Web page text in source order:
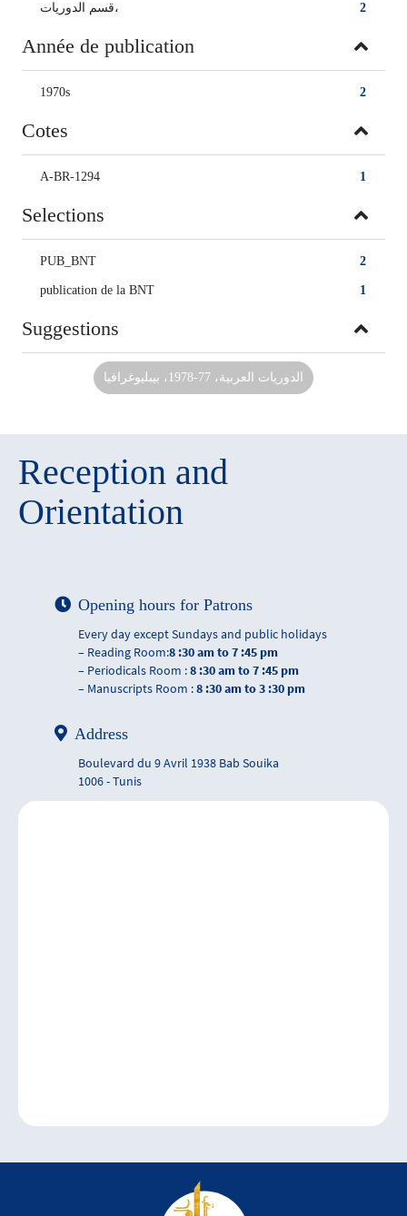
2 قسم الدوريات،
Année de publication
2
1970s
Cotes
1
A-BR-1294
Selections
2
PUB_BNT
1
publication de la BNT
Suggestions
الدوريات العربية، 77-1978، بيبليوغرافيا
Reception and
Orientation
Opening hours for Patrons
Every day except Sundays and public holidays
– Reading Room:8 :30 am to 7 :45 pm
– Periodicals Room :8 :30 am to 7 :45 pm
– Manuscripts Room :8 :30 am to 3 :30 pm
Address
Boulevard du 9 Avril 1938 Bab Souika
1006 - Tunis